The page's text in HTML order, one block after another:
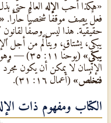
«هكذا أحبّ الإله العالم حتّى بذل
فعلٌ يصف موقفًا شخصيًّا حارًّا.
حقيقيّة. هذا ليس وصفًا
يبكي، يشتاق، ويتألَّم من أجل
يبكي» (يوحنّا ١١: ٣٥) — وهو عند قبر صديقه لعازر.
الإنسان لا يمكن أن يكون
فتخلُص» (أعمال ١٦: ٣١).
الكتاب ومفهوم ذات